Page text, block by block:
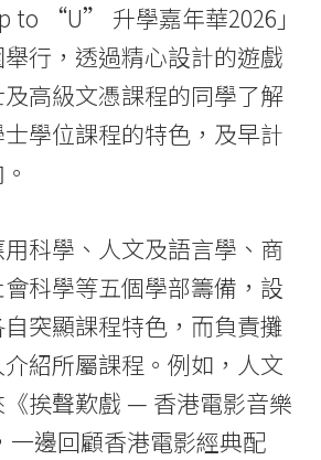
to “U” 升學嘉年華2026」
行，透過精心設計的遊戲
高級文憑課程的同學了解
學位課程的特色，及早計
科學、人文及語言學、商
科學等五個學部籌備，設
突顯課程特色，而負責攤
紹所屬課程。例如，人文
挨聲歎戲 — 香港電影音樂
邊回顧香港電影經典配